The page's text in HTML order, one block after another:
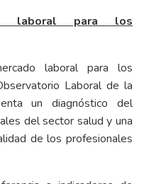
laboral para los
laboral para los
Laboral de la
un diagnóstico del
del sector salud y una
de los profesionales